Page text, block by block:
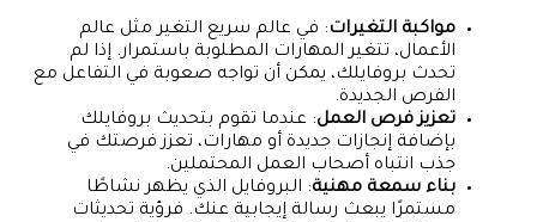
مواكبة التغيرات: في عالم سريع التغير مثل عالم
الأعمال، تتغير المهارات المطلوبة باستمرار. إذا لم
تحدث بروفايلك، يمكن أن تواجه صعوبة في التفاعل مع
الفرص الجديدة.
تعزيز فرص العمل: عندما تقوم بتحديث بروفايلك
بإضافة إنجازات جديدة أو مهارات، تعزز فرصتك في
جذب انتباه أصحاب العمل المحتملين.
بناء سمعة مهنية: البروفايل الذي يظهر نشاطًا
مستمرًا يبعث رسالة إيجابية عنك. فرؤية تحديثات